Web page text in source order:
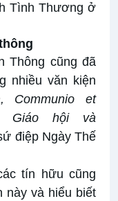
Tình Thương ở
Thông cũng đã
nhiều văn kiện
, Communio et
Giáo hội và
điệp Ngày Thế
tín hữu cũng
này và hiểu biết